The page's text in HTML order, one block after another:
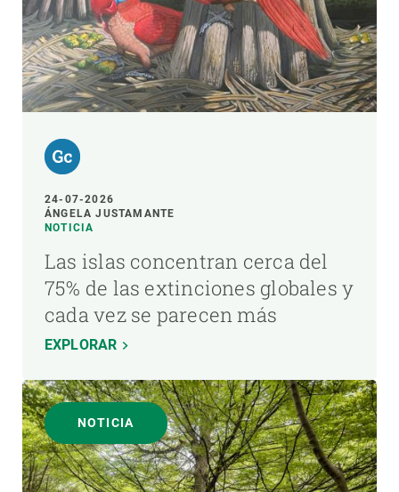
24-07-2026
ÁNGELA JUSTAMANTE
NOTICIA
Las islas concentran cerca del
75% de las extinciones globales y
cada vez se parecen más
EXPLORAR
NOTICIA